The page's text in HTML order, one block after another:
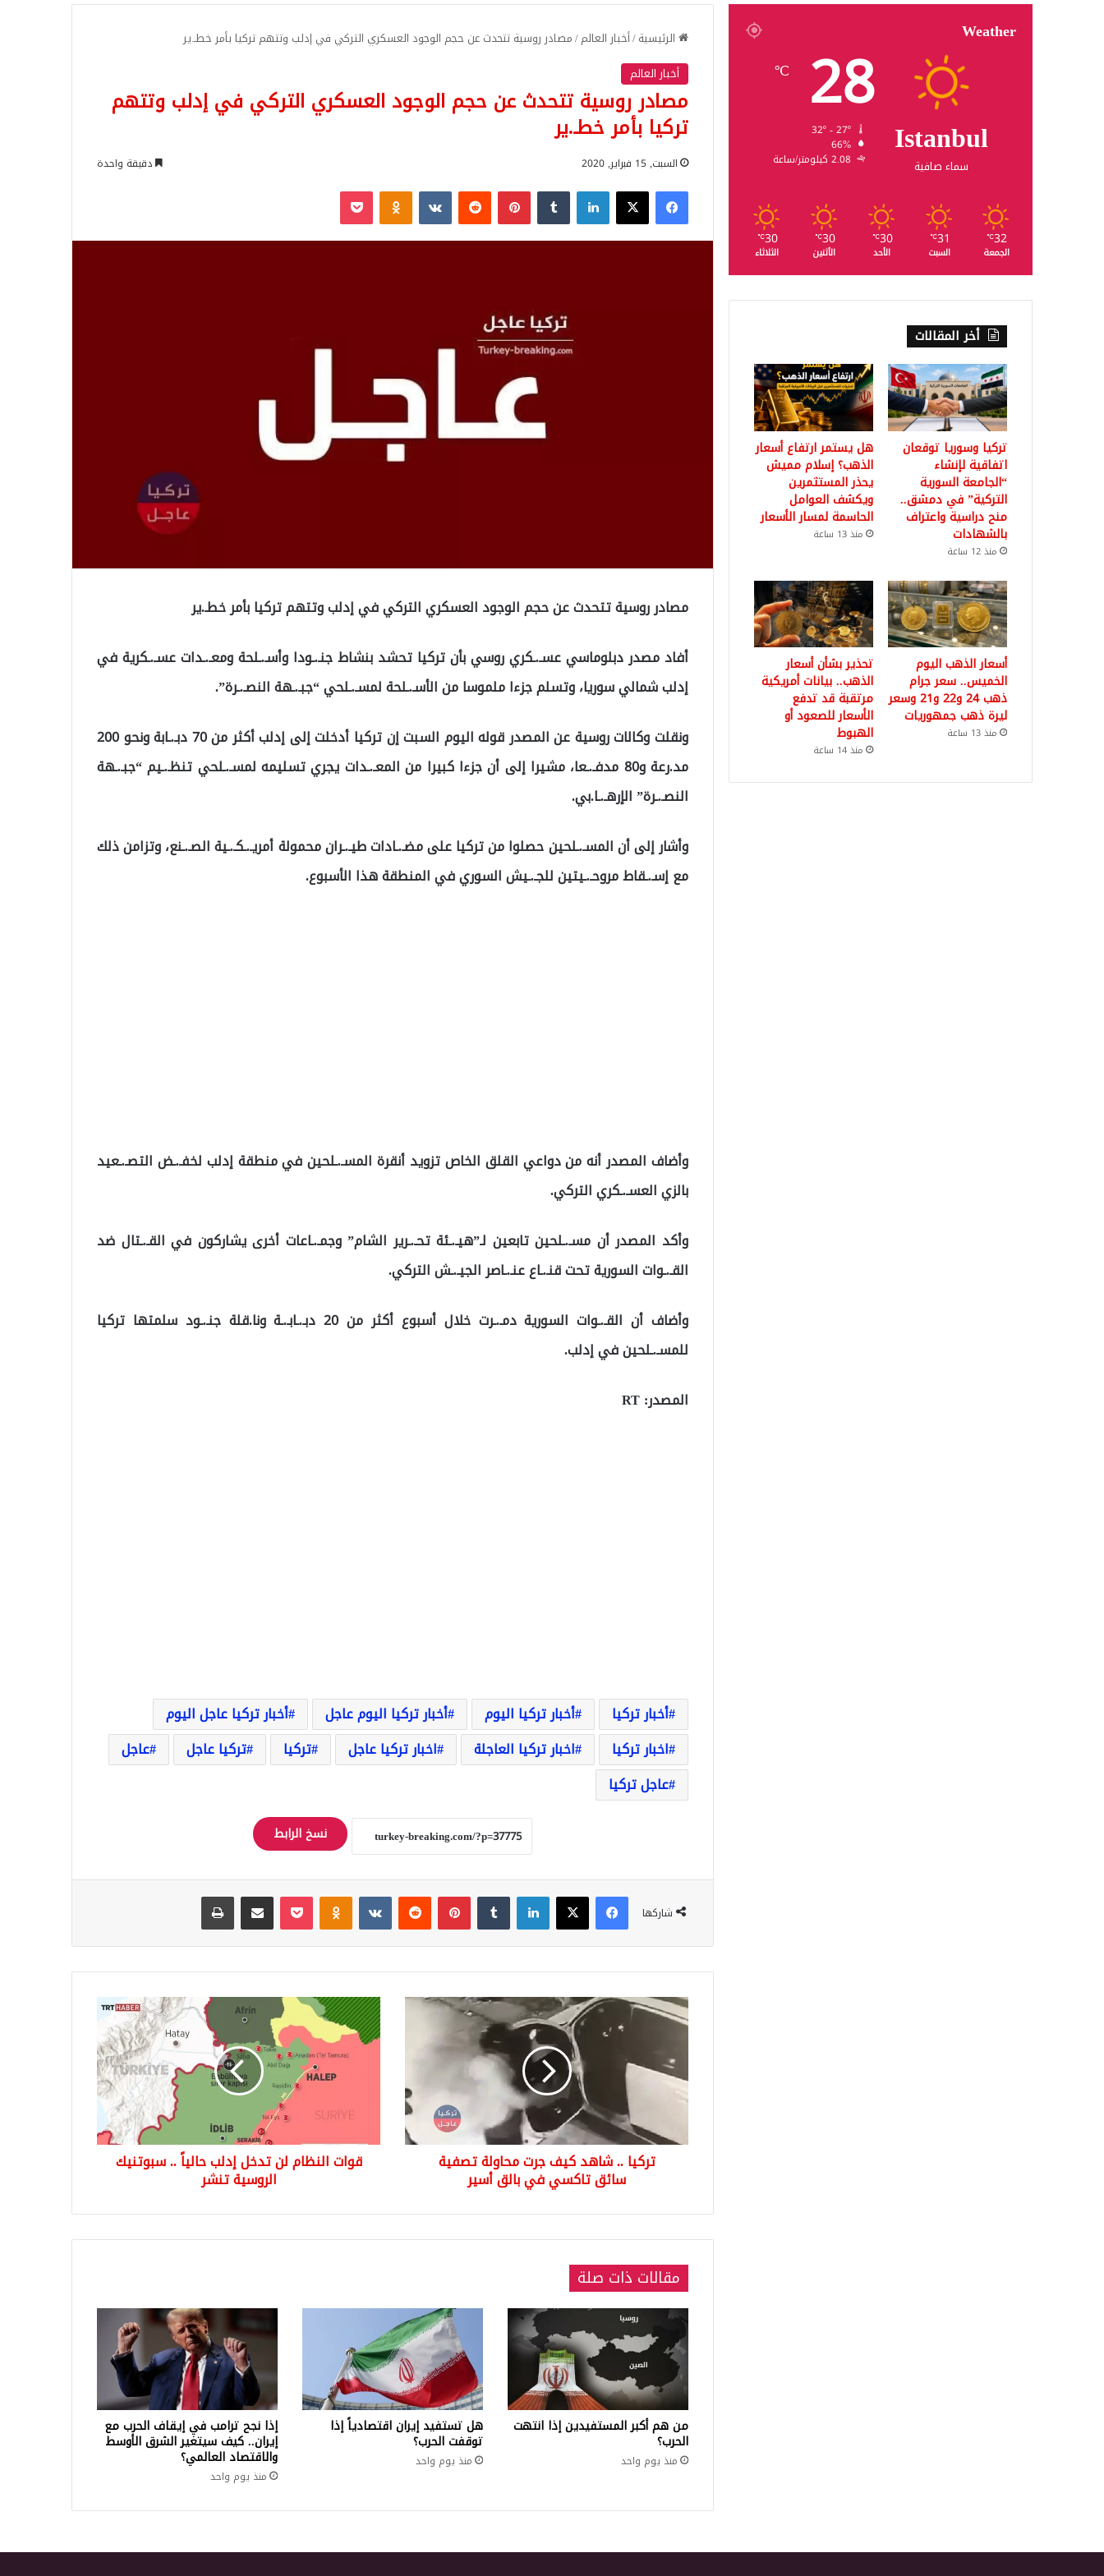
الرئيسية/أخبار العالم/مصادر روسية تتحدث عن حجم الوجود العسكري التركي في إدلب وتتهم تركيا بأمر خطـ.ير
أخبار العالم
مصادر روسية تتحدث عن حجم الوجود العسكري التركي في إدلب وتتهم
تركيا بأمر خطـ.ير
السبت, 15 فبراير, 2020 دقيقة واحدة
فيسبوك‫X لينكدإن بينتيريست Odnoklassniki
‫Pocket
مصادر روسية تتحدث عن حجم الوجود العسكري التركي في إدلب وتتهم تركيا بأمر خطـ.ير
أفاد مصدر دبلوماسي عسـ.ـكري روسي بأن تركيا تحشد بنشاط جنـ.ـودا وأسـ.ـلحة ومعـ.ـدات عسـ.ـكرية في
إدلب شمالي سوريا، وتسلم جزءا ملموسا من الأسـ.ـلحة لمسـ.ـلحي “جبـ.ـهة النصـ.ـرة”.
ونقلت وكالات روسية عن المصدر قوله اليوم السبت إن تركيا أدخلت إلى إدلب أكثر من 70 دبـ.ـابة ونحو 200
مد.رعة و80 مدفـ.ـعا، مشيرا إلى أن جزءا كبيرا من المعـ.ـدات يجري تسليمه لمسـ.ـلحي تنظـ.ـيم “جبـ.ـهة
النصـ.ـرة” الإرهـ.ـا.بي.
وأشار إلى أن المسـ.ـلحين حصلوا من تركيا على مضـ.ـادات طيـ.ـران محمولة أمريـ.ـكـ.ـية الصـ.ـنع، وتزامن ذلك
مع إسـ.ـقاط مروحـ.ـيتين للجـ.ـيش السوري في المنطقة هذا الأسبوع.
وأضاف المصدر أنه من دواعي القلق الخاص تزويد أنقرة المسـ.ـلحين في منطقة إدلب لخفـ.ـض التصـ.ـعيد
بالزي العسـ.ـكري التركي.
وأكد المصدر أن مسـ.ـلحين تابعين لـ”هيـ.ـئة تحـ.ـرير الشام” وجمـ.ـاعات أخرى يشاركون في القـ.ـتال ضد
القـ.ـوات السورية تحت قنـ.ـاع عنـ.ـاصر الجيـ.ـش التركي.
وأضاف أن القـ.ـوات السورية دمـ.ـرت خلال أسبوع أكثر من 20 دبـ.ـابـ.ـة ونا.قلة جنـ.ـود سلمتها تركيا
للمسـ.ـلحين في إدلب.
المصدر: RT
أخبار تركيا أخبار تركيا اليوم أخبار تركيا اليوم عاجل
أخبار تركيا عاجل اليوم
اخبار تركيا
اخبار تركيا العاجلة اخبار تركيا عاجل تركيا تركيا عاجل
عاجل
عاجل تركيا
نسخ الرابط
شاركها
فيسبوك‫X لينكدإن بينتيريست Odnoklassniki
‫Pocket مشاركة عبر البريد طباعة
تركيا
..
كيف
جرت
محاولة
تصفية
تاكسي
تركيا .. شاهد كيف جرت محاولة تصفية
سائق تاكسي في بالق أسير
قوات
النظام
لن
سبوتنيك
الروسية
تنشرقوات النظام لن تدخل إدلب حالياً .. سبوتنيك
الروسية تنشر
مقالات ذات صلة
من هم أكبر المستفيدين إذا انتهت
الحرب؟
منذ يوم واحد
هل تستفيد إيران اقتصادياً إذا
توقفت الحرب؟
منذ يوم واحد
إذا نجح ترامب في إيقاف الحرب مع
إيران.. كيف سيتغير الشرق الأوسط
والاقتصاد العالمي؟
منذ يوم واحد
Weather
Istanbul
سماء صافية
28
℃
66%
2.08 كيلومتر/ساعة
32
℃
الجمعة
31
℃
السبت
30
℃
الأحد
30
℃
الأثنين
30
℃
الثلاثاء
أخر المقالات
تركيا وسوريا توقعان
اتفاقية لإنشاء
“الجامعة السورية
التركية” في دمشق..
منح دراسية واعتراف
بالشهادات
منذ 12 ساعة
هل يستمر ارتفاع أسعار
الذهب؟ إسلام مميش
يحذر المستثمرين
ويكشف العوامل
الحاسمة لمسار الأسعار
منذ 13 ساعة
أسعار الذهب اليوم
الخميس.. سعر جرام
ذهب 24 و22 و21 وسعر
ليرة ذهب جمهوريات
منذ 13 ساعة
تحذير بشأن أسعار
الذهب.. بيانات أمريكية
مرتقبة قد تدفع
الأسعار للصعود أو
الهبوط
منذ 14 ساعة